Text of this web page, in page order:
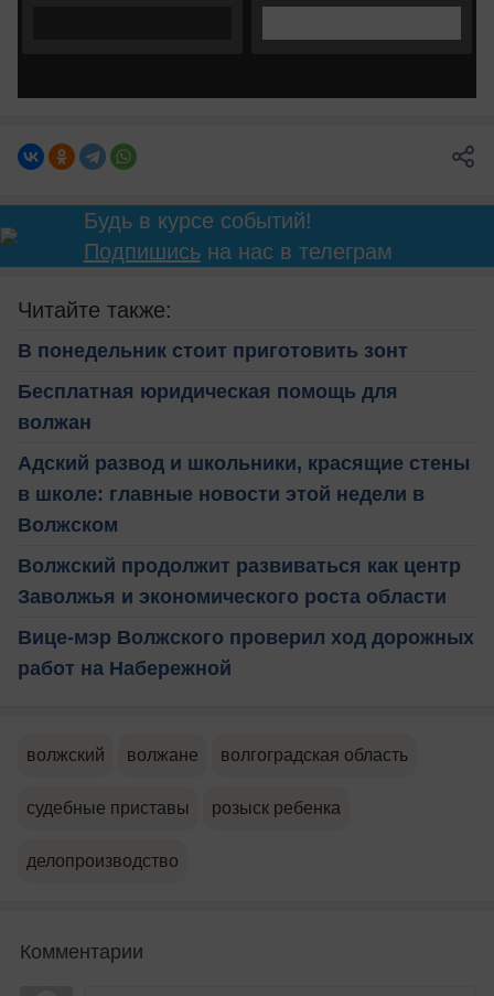
Будь в курсе событий!
Подпишисьна нас в телеграм
Читайте также:
В понедельник стоит приготовить зонт
Бесплатная юридическая помощь для
волжан
Адский развод и школьники, красящие стены
в школе: главные новости этой недели в
Волжском
Волжский продолжит развиваться как центр
Заволжья и экономического роста области
Вице-мэр Волжского проверил ход дорожных
работ на Набережной
волжский волжане волгоградская область
судебные приставы розыск ребенка
делопроизводство
Комментарии